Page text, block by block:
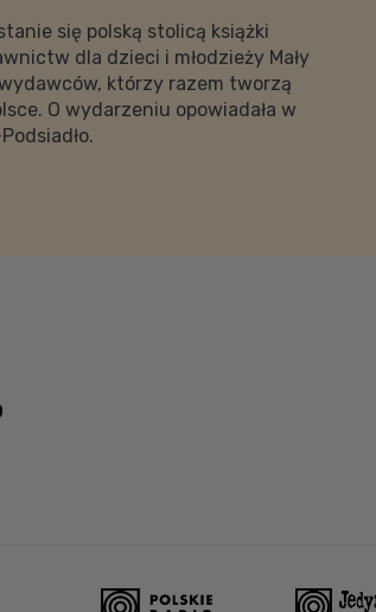
się polską stolicą książki
dla dzieci i młodzieży Mały
którzy razem tworzą
O wydarzeniu opowiadała w